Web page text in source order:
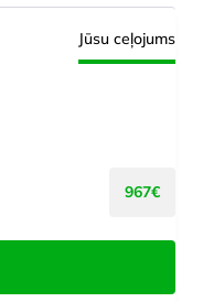
Jūsu ceļojums
967€